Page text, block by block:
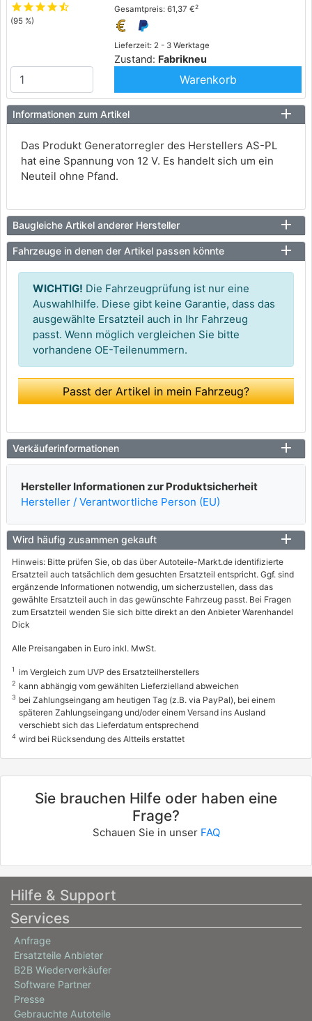
starstarstarstarstar_half
(95 %)
Lieferzeit: 2 - 3 Werktage
Zustand: Fabrikneu
Gesamtpreis: 61,37 €2
Warenkorb
Informationen zum Artikel
Das Produkt Generatorregler des Herstellers AS-PL
hat eine Spannung von 12 V. Es handelt sich um ein
Neuteil ohne Pfand.
Baugleiche Artikel anderer Hersteller
Fahrzeuge in denen der Artikel passen könnte
WICHTIG! Die Fahrzeugprüfung ist nur eine
Auswahlhilfe. Diese gibt keine Garantie, dass das
ausgewählte Ersatzteil auch in Ihr Fahrzeug
passt. Wenn möglich vergleichen Sie bitte
vorhandene OE-Teilenummern.
Passt der Artikel in mein Fahrzeug?
Verkäuferinformationen
Hersteller Informationen zur Produktsicherheit
Hersteller / Verantwortliche Person (EU)
Wird häufig zusammen gekauft
Hinweis: Bitte prüfen Sie, ob das über Autoteile-Markt.de identifizierte
Ersatzteil auch tatsächlich dem gesuchten Ersatzteil entspricht. Ggf. sind
ergänzende Informationen notwendig, um sicherzustellen, dass das
gewählte Ersatzteil auch in das gewünschte Fahrzeug passt. Bei Fragen
zum Ersatzteil wenden Sie sich bitte direkt an den Anbieter Warenhandel
Dick
Alle Preisangaben in Euro inkl. MwSt.
1 im Vergleich zum UVP des Ersatzteilherstellers
2 kann abhängig vom gewählten Lieferzielland abweichen
3 bei Zahlungseingang am heutigen Tag (z.B. via PayPal), bei einem
späteren Zahlungseingang und/oder einem Versand ins Ausland
verschiebt sich das Lieferdatum entsprechend
4 wird bei Rücksendung des Altteils erstattet
Sie brauchen Hilfe oder haben eine
Frage?
Schauen Sie in unser FAQ
Hilfe & Support
Services
Anfrage
Ersatzteile Anbieter
B2B Wiederverkäufer
Software Partner
Presse
Gebrauchte Autoteile